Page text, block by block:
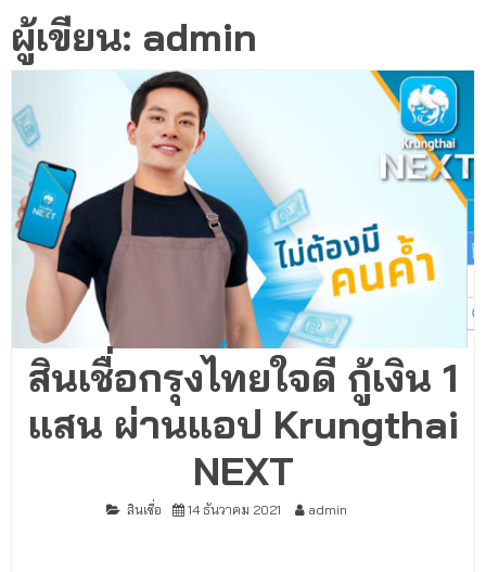
ผู้เขียน: admin
สินเชื่อกรุงไทยใจดี กู้เงิน 1
แสน ผ่านแอป Krungthai
NEXT
สินเชื่อ 14 ธันวาคม 2021 admin